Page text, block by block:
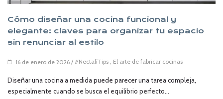
Cómo diseñar una cocina funcional y
elegante: claves para organizar tu espacio
sin renunciar al estilo
16 de enero de 2026 / #NectalíTips El arte de fabricar cocinas
Diseñar una cocina a medida puede parecer una tarea compleja,
especialmente cuando se busca el equilibrio perfecto...